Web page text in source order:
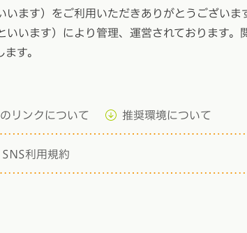
ます）をご利用いただきありがとうございま
います）により管理、運営されております。
す。
リンクについて 推奨環境について
SNS利用規約